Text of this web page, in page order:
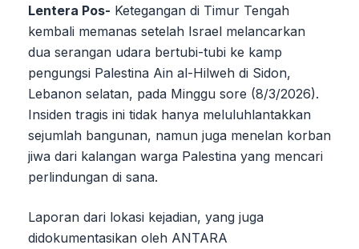
Lentera Pos- Ketegangan di Timur Tengah
kembali memanas setelah Israel melancarkan
dua serangan udara bertubi-tubi ke kamp
pengungsi Palestina Ain al-Hilweh di Sidon,
Lebanon selatan, pada Minggu sore (8/3/2026).
Insiden tragis ini tidak hanya meluluhlantakkan
sejumlah bangunan, namun juga menelan korban
jiwa dari kalangan warga Palestina yang mencari
perlindungan di sana.
Laporan dari lokasi kejadian, yang juga
didokumentasikan oleh ANTARA